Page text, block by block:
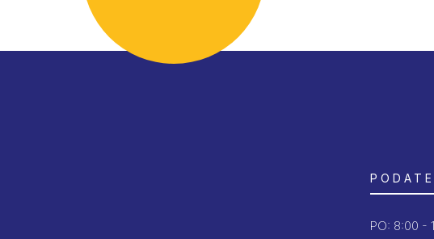
PO: 8:00 -